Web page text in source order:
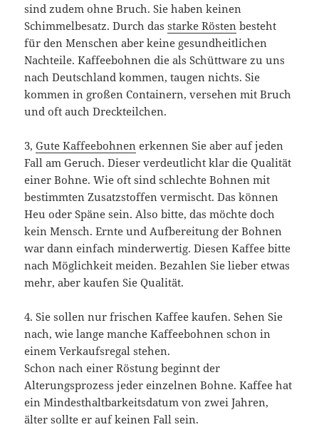
sind zudem ohne Bruch. Sie haben keinen
Schimmelbesatz. Durch dasstarke Rösten besteht
für den Menschen aber keine gesundheitlichen
Nachteile. Kaffeebohnen die als Schüttware zu uns
nach Deutschland kommen, taugen nichts. Sie
kommen in großen Containern, versehen mit Bruch
und oft auch Dreckteilchen.
3,Gute Kaffeebohnen erkennen Sie aber auf jeden
Fall am Geruch. Dieser verdeutlicht klar die Qualität
einer Bohne. Wie oft sind schlechte Bohnen mit
bestimmten Zusatzstoffen vermischt. Das können
Heu oder Späne sein. Also bitte, das möchte doch
kein Mensch. Ernte und Aufbereitung der Bohnen
war dann einfach minderwertig. Diesen Kaffee bitte
nach Möglichkeit meiden. Bezahlen Sie lieber etwas
mehr, aber kaufen Sie Qualität.
4. Sie sollen nur frischen Kaffee kaufen. Sehen Sie
nach, wie lange manche Kaffeebohnen schon in
einem Verkaufsregal stehen.
Schon nach einer Röstung beginnt der
Alterungsprozess jeder einzelnen Bohne. Kaffee hat
ein Mindesthaltbarkeitsdatum von zwei Jahren,
älter sollte er auf keinen Fall sein.